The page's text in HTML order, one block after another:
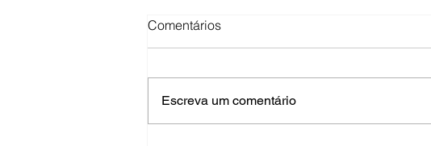
Comentários
Escreva um comentário